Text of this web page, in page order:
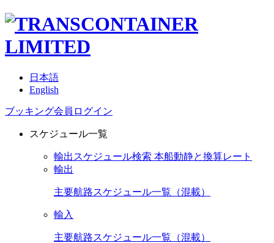
日本語
English
ブッキング会員ログイン
スケジュール一覧
輸出スケジュール検索 本船動静と換算レート
輸出
主要航路スケジュール一覧（混載）
輸入
主要航路スケジュール一覧（混載）